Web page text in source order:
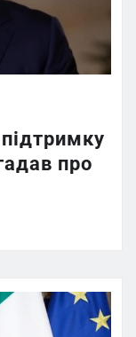
про